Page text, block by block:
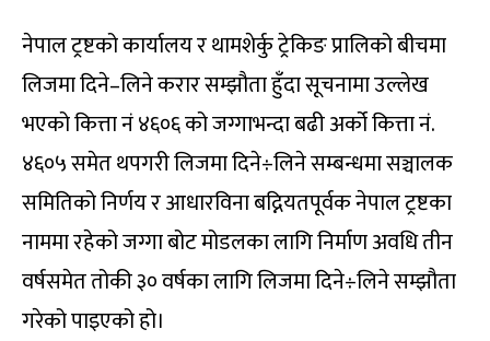
नेपाल ट्रष्टको कार्यालय र थामशेर्कु ट्रेकिङ प्रालिको बीचमा
लिजमा दिने–लिने करार सम्झौता हुँदा सूचनामा उल्लेख
भएको कित्ता नं ४६०६ को जग्गाभन्दा बढी अर्को कित्ता नं.
४६०५ समेत थपगरी लिजमा दिने÷लिने सम्बन्धमा सञ्चालक
समितिको निर्णय र आधारविना बद्नियतपूर्वक नेपाल ट्रष्टका
नाममा रहेको जग्गा बोट मोडलका लागि निर्माण अवधि तीन
वर्षसमेत तोकी ३० वर्षका लागि लिजमा दिने÷लिने सम्झौता
गरेको पाइएको हो।